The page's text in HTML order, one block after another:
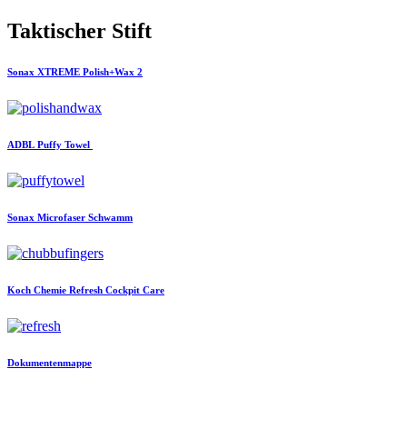
Taktischer Stift
Sonax XTREME Polish+Wax 2
ADBL Puffy Towel
Sonax Microfaser Schwamm
Koch Chemie Refresh Cockpit Care
Dokumentenmappe